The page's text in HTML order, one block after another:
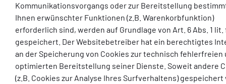
Kommunikationsvorgangs oder zur Bereitstellung
Ihnen erwünschter Funktionen (z.B. Warenkorbfunktion)
erforderlich sind, werden auf Grundlage von Art. 6 Abs. 1 lit. f
gespeichert. Der Websitebetreiber hat ein berechtigtes
an der Speicherung von Cookies zur technisch fehlerfreien
optimierten Bereitstellung seiner Dienste. Soweit andere
(z.B. Cookies zur Analyse Ihres Surfverhaltens)